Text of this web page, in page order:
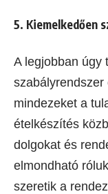
5. Kiemelkedően
A legjobban úgy
mindezeket a
ételkészítés
dolgokat és
elmondható
szeretik a